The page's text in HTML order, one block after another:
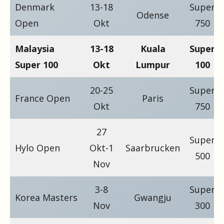
Denmark
Open
13-18
Okt
Odense
Super
750
Malaysia
Super 100
13-18
Okt
Kuala
Lumpur
Super
100
France Open
20-25
Okt
Paris
Super
750
Hylo Open
27
Okt-1
Nov
Saarbrucken
Super
500
Korea Masters
3-8
Nov
Gwangju
Super
300